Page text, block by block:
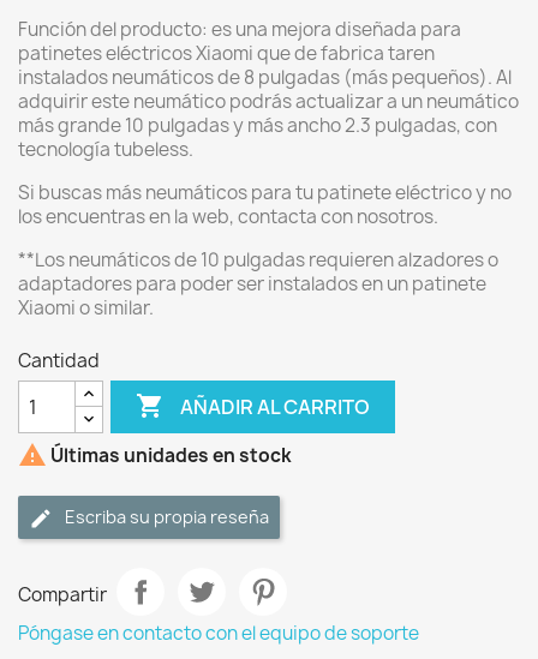
Función del producto: es una mejora diseñada para
patinetes eléctricos Xiaomi que de fabrica taren
instalados neumáticos de 8 pulgadas (más pequeños). Al
adquirir este neumático podrás actualizar a un neumático
más grande 10 pulgadas y más ancho 2.3 pulgadas, con
tecnología tubeless.
Si buscas más neumáticos para tu patinete eléctrico y no
los encuentras en la web, contacta con nosotros.
**Los neumáticos de 10 pulgadas requieren alzadores o
adaptadores para poder ser instalados en un patinete
Xiaomi o similar.
Cantidad
 AÑADIR AL CARRITO
 Últimas unidades en stock
Escriba su propia reseña
Compartir
Póngase en contacto con el equipo de soporte